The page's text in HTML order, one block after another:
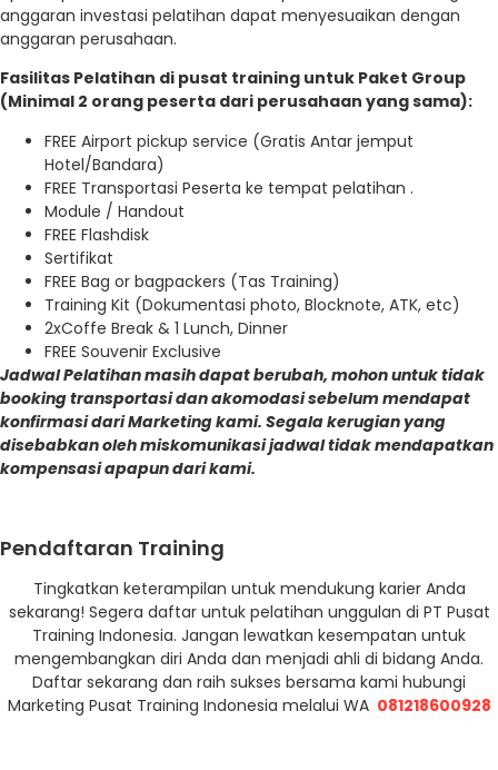
anggaran investasi pelatihan dapat menyesuaikan dengan
anggaran perusahaan.
Fasilitas Pelatihan di pusat training untuk Paket Group
(Minimal 2 orang peserta dari perusahaan yang sama):
FREE Airport pickup service (Gratis Antar jemput
Hotel/Bandara)
FREE Transportasi Peserta ke tempat pelatihan .
Module / Handout
FREE Flashdisk
Sertifikat
FREE Bag or bagpackers (Tas Training)
Training Kit (Dokumentasi photo, Blocknote, ATK, etc)
2xCoffe Break & 1 Lunch, Dinner
FREE Souvenir Exclusive
Jadwal Pelatihan masih dapat berubah, mohon untuk tidak
booking transportasi dan akomodasi sebelum mendapat
konfirmasi dari Marketing kami. Segala kerugian yang
disebabkan oleh miskomunikasi jadwal tidak mendapatkan
kompensasi apapun dari kami.
Pendaftaran Training
Tingkatkan keterampilan untuk mendukung karier Anda
sekarang! Segera daftar untuk pelatihan unggulan di PT Pusat
Training Indonesia. Jangan lewatkan kesempatan untuk
mengembangkan diri Anda dan menjadi ahli di bidang Anda.
Daftar sekarang dan raih sukses bersama kami hubungi
Marketing Pusat Training Indonesia melalui WA 081218600928